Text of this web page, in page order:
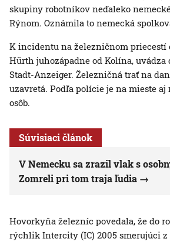
skupiny robotníkov neďaleko
Rýnom. Oznámila to nemecká
K incidentu na železničnom priecestí
Hürth juhozápadne od Kolína,
Stadt-Anzeiger. Železničná trať na
uzavretá. Podľa polície je na mieste
osôb.
Súvisiaci článok
V Nemecku sa zrazil vlak s
Zomreli pri tom traja ľudia
Hovorkyňa železníc povedala, že do
rýchlik Intercity (IC) 2005 smerujúci